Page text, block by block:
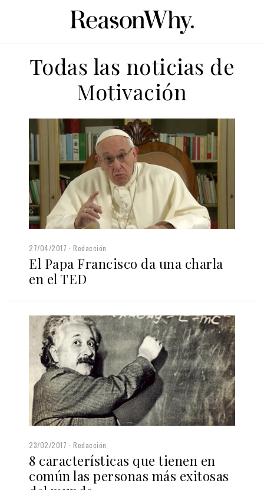
Todas las noticias de
Motivación
27/04/2017 Redacción
El Papa Francisco da una charla
en el TED
23/02/2017 Redacción
8 características que tienen en
común las personas más exitosas